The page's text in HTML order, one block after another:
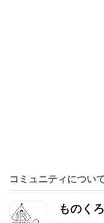
コミュニティについ
ものく